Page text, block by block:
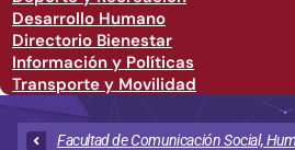
Desarrollo Humano
Directorio Bienestar
Información y Políticas
Transporte y Movilidad
Facultad de Comunicación Social,